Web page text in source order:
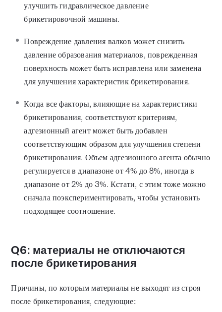
улучшить гидравлическое давление
брикетировочной машины.
Повреждение давления валков может снизить
давление образования материалов, поврежденная
поверхность может быть исправлена или заменена
для улучшения характеристик брикетирования.
Когда все факторы, влияющие на характеристики
брикетирования, соответствуют критериям,
адгезионный агент может быть добавлен
соответствующим образом для улучшения степени
брикетирования. Объем адгезионного агента обычно
регулируется в диапазоне от 4% до 8%, иногда в
диапазоне от 2% до 3%. Кстати, с этим тоже можно
сначала поэкспериментировать, чтобы установить
подходящее соотношение.
Q6: материалы не отключаются
после брикетирования
Причины, по которым материалы не выходят из строя
после брикетирования, следующие: